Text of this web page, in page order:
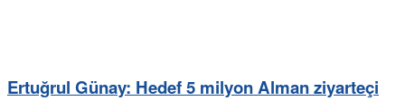
Ertuğrul Günay: Hedef 5 milyon Alman ziyarteçi